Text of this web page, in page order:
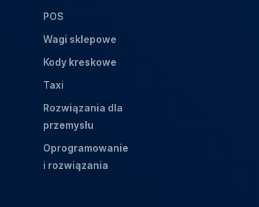
POS
Wagi sklepowe
Kody kreskowe
Taxi
Rozwiązania dla
przemysłu
Oprogramowanie
i rozwiązania